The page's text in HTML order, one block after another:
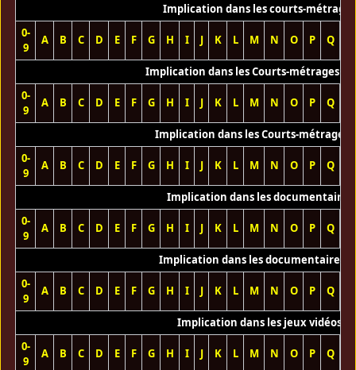
Implication dans les courts-métrages
0-
9
A B C D E F G H I J K L M N O P Q
Implication dans les Courts-métrages
0-
9
A B C D E F G H I J K L M N O P Q
Implication dans les Courts-métrages
0-
9
A B C D E F G H I J K L M N O P Q
Implication dans les documentaires
0-
9
A B C D E F G H I J K L M N O P Q
Implication dans les documentaires
0-
9
A B C D E F G H I J K L M N O P Q
Implication dans les jeux vidéos
0-
9
A B C D E F G H I J K L M N O P Q